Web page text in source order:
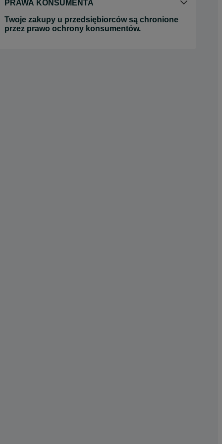
PRAWA KONSUMENTA
Twoje zakupy u przedsiębiorców są chronione
przez prawo ochrony konsumentów.